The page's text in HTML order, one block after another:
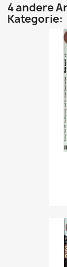
4 andere
Kategorie: